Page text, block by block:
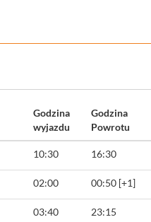
Godzina
wyjazdu
Godzina
Powrotu
10:30 16:30
02:00 00:50 [+1]
03:40 23:15